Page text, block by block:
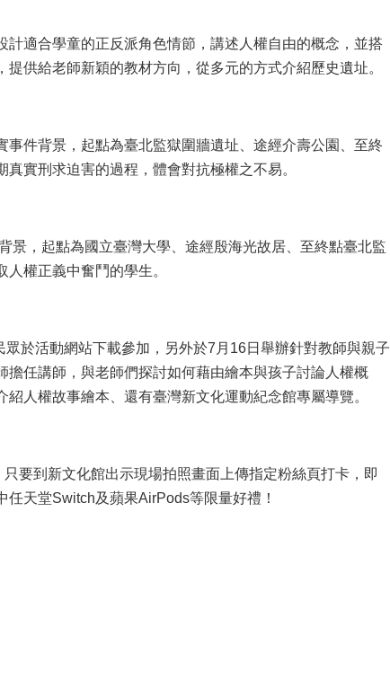
計適合學童的正反派角色情節，講述人權自由的概念，並搭
供給老師新穎的教材方向，從多元的方式介紹歷史遺址。
事件背景，起點為臺北監獄圍牆遺址、途經介壽公園、至終
實刑求迫害的過程，體會對抗極權之不易。
景，起點為國立臺灣大學、途經殷海光故居、至終點臺北監
權正義中奮鬥的學生。
於活動網站下載參加，另外於7月16日舉辦針對教師與親子
任講師，與老師們探討如何藉由繪本與孩子討論人權概
人權故事繪本、還有臺灣新文化運動紀念館專屬導覽。
要到新文化館出示現場拍照畫面上傳指定粉絲頁打卡，即
天堂Switch及蘋果AirPods等限量好禮！